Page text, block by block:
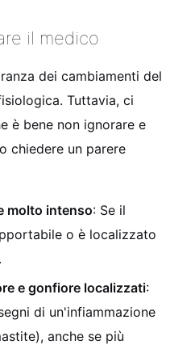
il medico
dei cambiamenti del
Tuttavia, ci
è bene non ignorare e
chiedere un parere
molto intenso: Se il
o è localizzato
e gonfiore localizzati:
di un'infiammazione
anche se più